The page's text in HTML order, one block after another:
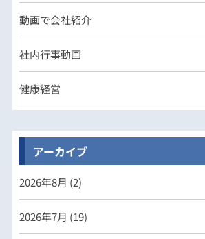
動画で会社紹介
社内行事動画
健康経営
アーカイブ
2026年8月 (2)
2026年7月 (19)